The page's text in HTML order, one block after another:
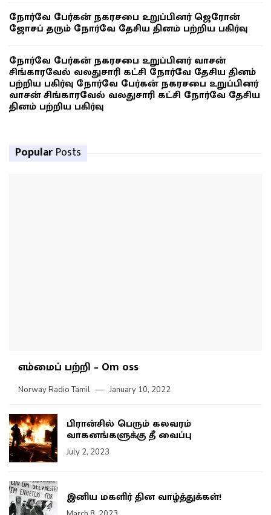
நோர்வே பேர்கன் நகரசபை உறுப்பினர் ஜெரோன்
ஜோசப் தரும் நோர்வே தேசிய தினம் பற்றிய பகிர்வு
நோர்வே பேர்கன் நகரசபை உறுப்பினர் வாசன்
சிங்காரவேல் வலதுசாரி கட்சி நோர்வே தேசிய தினம்
பற்றிய பகிர்வு நோர்வே பேர்கன் நகரசபை உறுப்பினர்
வாசன் சிங்காரவேல் வலதுசாரி கட்சி நோர்வே தேசிய
தினம் பற்றிய பகிர்வு
Popular Posts
எம்மைப் பற்றி – Om oss
Norway Radio Tamil January 10, 2022
பிரான்சில் பெரும் கலவரம்
வாகனங்களுக்கு தீ வைப்பு
July 2, 2023
இனிய மகளிர் தின வாழ்த்துக்கள்!